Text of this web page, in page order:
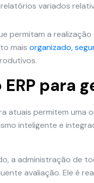
variados
permitam a
mais organizado,
para
atuais permitem uma
inteligente e
a administração de
avaliação. Ele é